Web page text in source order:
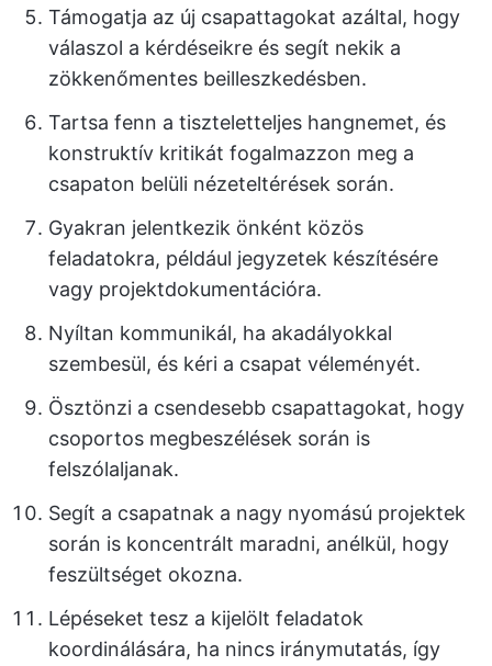
Támogatja az új csapattagokat azáltal, hogy
válaszol a kérdéseikre és segít nekik a
zökkenőmentes beilleszkedésben.
Tartsa fenn a tiszteletteljes hangnemet, és
konstruktív kritikát fogalmazzon meg a
csapaton belüli nézeteltérések során.
Gyakran jelentkezik önként közös
feladatokra, például jegyzetek készítésére
vagy projektdokumentációra.
Nyíltan kommunikál, ha akadályokkal
szembesül, és kéri a csapat véleményét.
Ösztönzi a csendesebb csapattagokat, hogy
csoportos megbeszélések során is
felszólaljanak.
Segít a csapatnak a nagy nyomású projektek
során is koncentrált maradni, anélkül, hogy
feszültséget okozna.
Lépéseket tesz a kijelölt feladatok
koordinálására, ha nincs iránymutatás, így